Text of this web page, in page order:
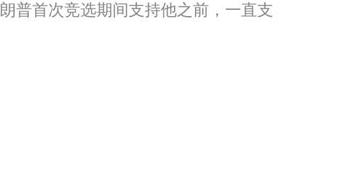
普首次竞选期间支持他之前，一直支